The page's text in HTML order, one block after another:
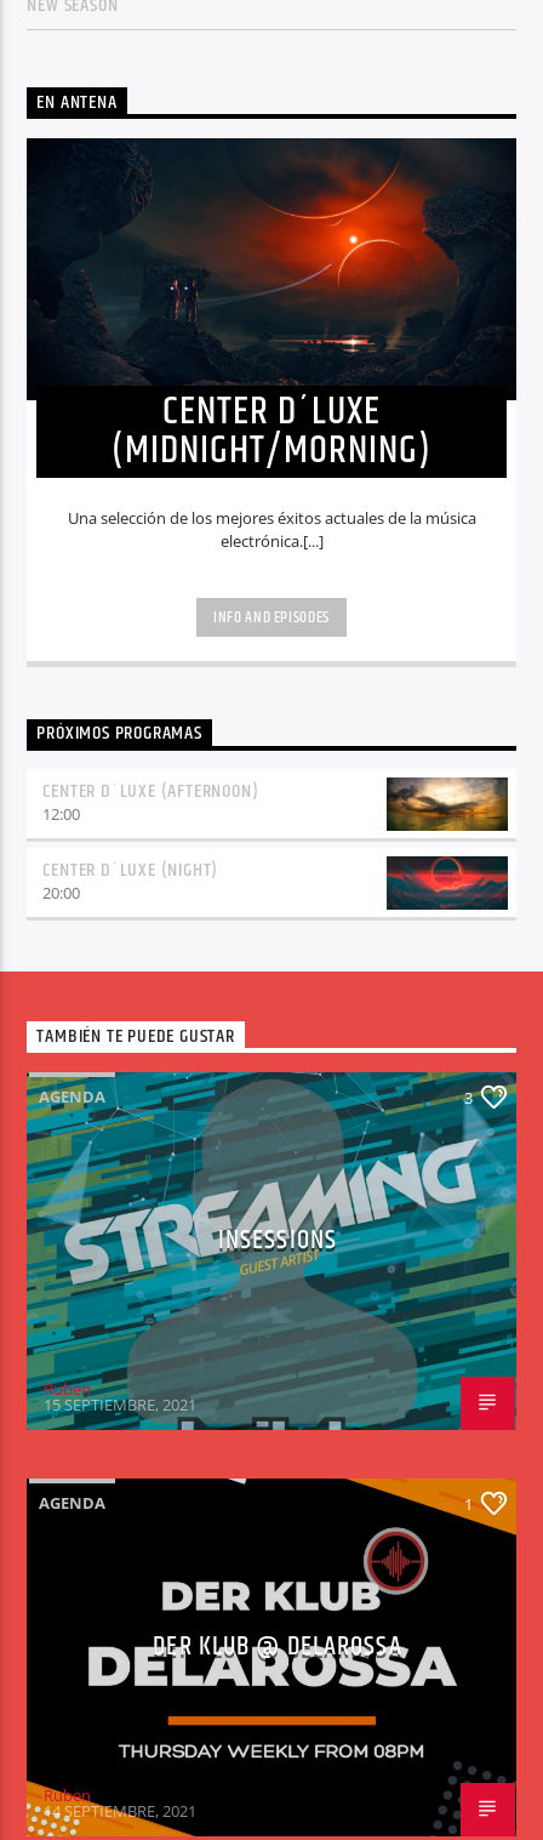
EN ANTENA
CENTER D´LUXE
(MIDNIGHT/MORNING)
Una selección de los mejores éxitos actuales de la música
electrónica.[...]
INFO AND EPISODES
PRÓXIMOS PROGRAMAS
CENTER D´LUXE (AFTERNOON)
12:00
CENTER D´LUXE (NIGHT)
20:00
TAMBIÉN TE PUEDE GUSTAR
AGENDA 3
INSESSIONS
Ruben
15 SEPTIEMBRE, 2021
AGENDA 1
DER KLUB @ DELAROSSA
Ruben
14 SEPTIEMBRE, 2021